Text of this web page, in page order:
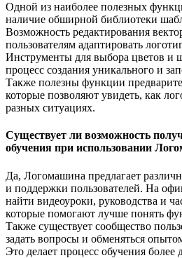
Одной из наиболее полезных
наличие обширной библиотеки
Возможность редактирования
пользователям адаптировать
Инструменты для выбора цветов и
процесс создания уникального и
Также полезны функции
которые позволяют увидеть, как
разных ситуациях.
Существует ли возможность
обучения при использовании
Да, Логомашина предлагает
и поддержки пользователей. На
найти видеоуроки, руководства и
которые помогают лучше понять
Также существует сообщество
задать вопросы и обменяться
Это делает процесс обучения